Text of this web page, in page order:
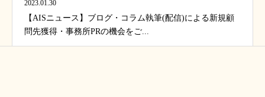
2023.01.30
【AISニュース】ブログ・コラム執筆(配信)による新規顧
問先獲得・事務所PRの機会をご...